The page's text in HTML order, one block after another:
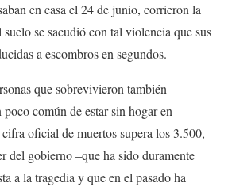
en casa el 24 de junio, corrieron la
se sacudió con tal violencia que sus
a escombros en segundos.
que sobrevivieron también
común de estar sin hogar en
oficial de muertos supera los 3.500,
del gobierno –que ha sido duramente
a la tragedia y que en el pasado ha